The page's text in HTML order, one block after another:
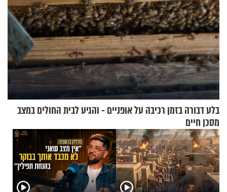
בלע דבורה בזמן רכיבה על אופניים - והגיע לבית החולים במצב
מסכן חיים